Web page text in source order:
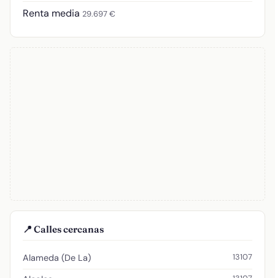
Renta media 29.697 €
📍 Calles cercanas
Alameda (De La) 13107